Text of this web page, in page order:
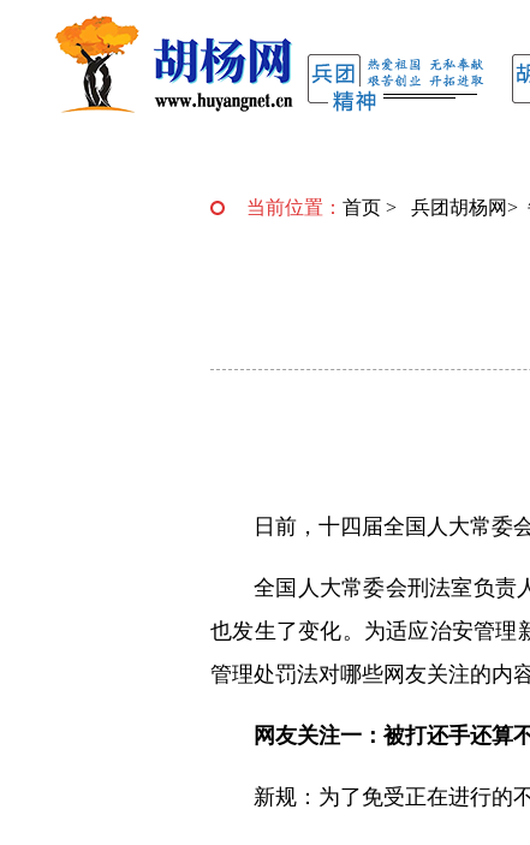
当前位置： 首页 > 兵团胡杨网>
日前，十四届全国人大常委
全国人大常委会刑法室负责
也发生了变化。为适应治安管理
管理处罚法对哪些网友关注的内
网友关注一：被打还手还算
新规：为了免受正在进行的